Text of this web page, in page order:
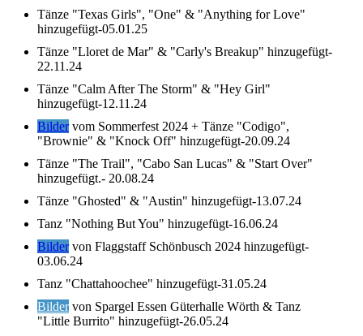
Tänze "Texas Girls", "One" & "Anything for Love"
hinzugefügt-05.01.25
Tänze "Lloret de Mar" & "Carly's Breakup" hinzugefügt-
22.11.24
Tänze "Calm After The Storm" & "Hey Girl"
hinzugefügt-12.11.24
Bildervom Sommerfest 2024 + Tänze "Codigo",
"Brownie" & "Knock Off" hinzugefügt-20.09.24
Tänze "The Trail", "Cabo San Lucas" & "Start Over"
hinzugefügt.- 20.08.24
Tänze "Ghosted" & "Austin" hinzugefügt-13.07.24
Tanz "Nothing But You" hinzugefügt-16.06.24
Bildervon Flaggstaff Schönbusch 2024 hinzugefügt-
03.06.24
Tanz "Chattahoochee" hinzugefügt-31.05.24
Bilder von Spargel Essen Güterhalle Wörth & Tanz
"Little Burrito" hinzugefügt-26.05.24